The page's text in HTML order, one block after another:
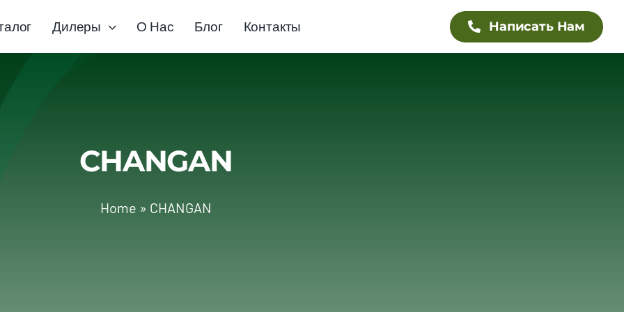
Дилеры О Нас Блог Контакты Написать Нам
CHANGAN
Home » CHANGAN